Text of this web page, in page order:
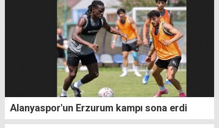
Alanyaspor'un Erzurum kampı sona erdi